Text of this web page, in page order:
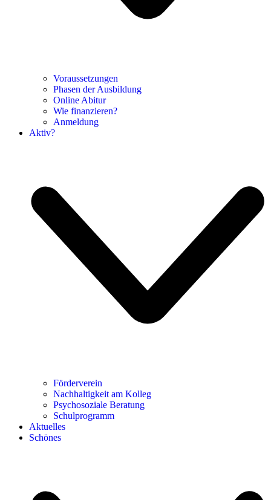
Voraussetzungen
Phasen der Ausbildung
Online Abitur
Wie finanzieren?
Anmeldung
Aktiv?
Förderverein
Nachhaltigkeit am Kolleg
Psychosoziale Beratung
Schulprogramm
Aktuelles
Schönes